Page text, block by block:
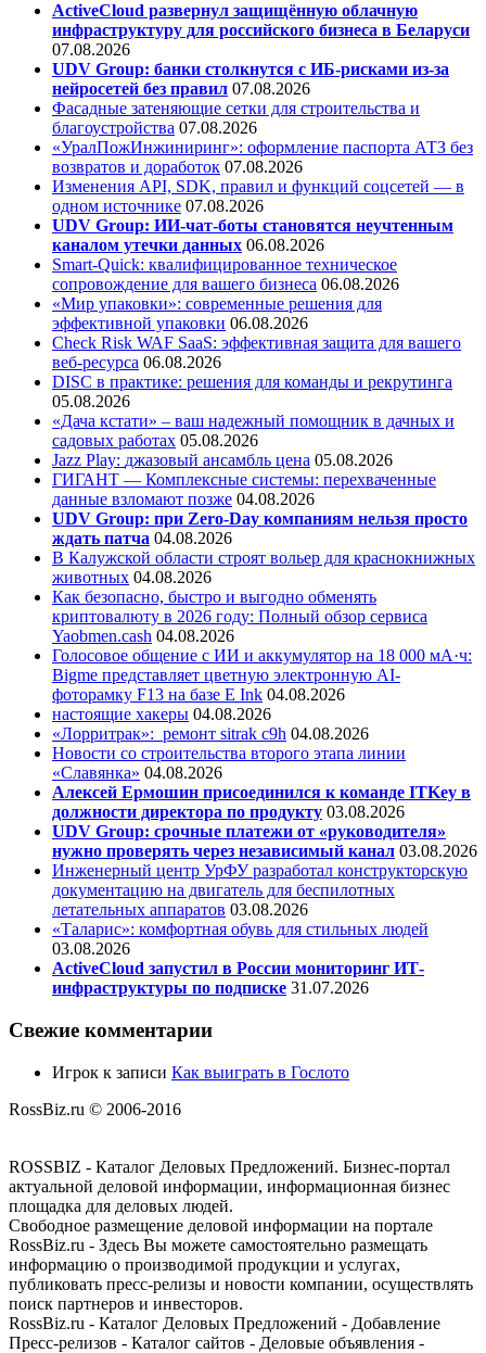
ActiveCloud развернул защищённую облачную
инфраструктуру для российского бизнеса в Беларуси
07.08.2026
UDV Group: банки столкнутся с ИБ-рисками из-за
нейросетей без правил 07.08.2026
Фасадные затеняющие сетки для строительства и
благоустройства 07.08.2026
«УралПожИнжиниринг»: оформление паспорта АТЗ без
возвратов и доработок 07.08.2026
Изменения API, SDK, правил и функций соцсетей — в
одном источнике 07.08.2026
UDV Group: ИИ-чат-боты становятся неучтенным
каналом утечки данных 06.08.2026
Smart-Quick: квалифицированное техническое
сопровождение для вашего бизнеса 06.08.2026
«Мир упаковки»: современные решения для
эффективной упаковки 06.08.2026
Check Risk WAF SaaS: эффективная защита для вашего
веб-ресурса 06.08.2026
DISC в практике: решения для команды и рекрутинга
05.08.2026
«Дача кстати» – ваш надежный помощник в дачных и
садовых работах 05.08.2026
Jazz Play: джазовый ансамбль цена 05.08.2026
ГИГАНТ — Комплексные системы: перехваченные
данные взломают позже 04.08.2026
UDV Group: при Zero-Day компаниям нельзя просто
ждать патча 04.08.2026
В Калужской области строят вольер для краснокнижных
животных 04.08.2026
Как безопасно, быстро и выгодно обменять
криптовалюту в 2026 году: Полный обзор сервиса
Yaobmen.cash 04.08.2026
Голосовое общение с ИИ и аккумулятор на 18 000 мА·ч:
Bigme представляет цветную электронную AI-
фоторамку F13 на базе E Ink 04.08.2026
настоящие хакеры 04.08.2026
«Лорритрак»: ремонт sitrak c9h 04.08.2026
Новости со строительства второго этапа линии
«Славянка» 04.08.2026
Алексей Ермошин присоединился к команде ITKey в
должности директора по продукту 03.08.2026
UDV Group: срочные платежи от «руководителя»
нужно проверять через независимый канал 03.08.2026
Инженерный центр УрФУ разработал конструкторскую
документацию на двигатель для беспилотных
летательных аппаратов 03.08.2026
«Таларис»: комфортная обувь для стильных людей
03.08.2026
ActiveCloud запустил в России мониторинг ИТ-
инфраструктуры по подписке 31.07.2026
Свежие комментарии
Игрок к записи Как выиграть в Гослото
RossBiz.ru © 2006-2016
ROSSBIZ - Каталог Деловых Предложений. Бизнес-портал
актуальной деловой информации, информационная бизнес
площадка для деловых людей.
Свободное размещение деловой информации на портале
RossBiz.ru - Здесь Вы можете самостоятельно размещать
информацию о производимой продукции и услугах,
публиковать пресс-релизы и новости компании, осуществлять
поиск партнеров и инвесторов.
RossBiz.ru - Каталог Деловых Предложений - Добавление
Пресс-релизов - Каталог сайтов - Деловые объявления -